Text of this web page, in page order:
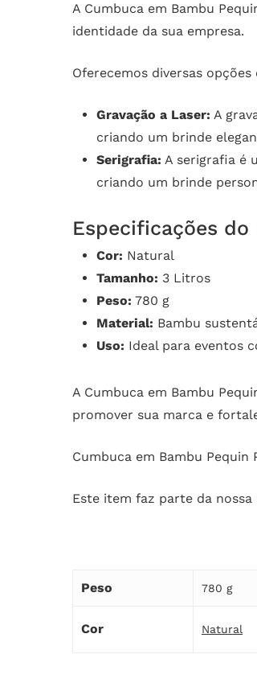
A Cumbuca em Bambu
identidade da sua empresa.
Oferecemos diversas
Gravação a Laser: A
criando um brinde
Serigrafia: A serigrafia é
criando um brinde
Especificações do
Cor: Natural
Tamanho: 3 Litros
Peso: 780 g
Material: Bambu
Uso: Ideal para eventos
A Cumbuca em Bambu
promover sua marca e
Cumbuca em Bambu
Este item faz parte da nossa
Peso 780 g
Cor Natural